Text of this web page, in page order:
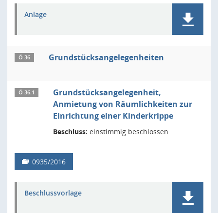
Anlage
Ö 36 Grundstücksangelegenheiten
Ö 36.1
Grundstücksangelegenheit,
Anmietung von Räumlichkeiten zur
Einrichtung einer Kinderkrippe
Beschluss: einstimmig beschlossen
0935/2016
Beschlussvorlage